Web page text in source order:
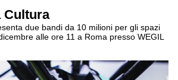
Cultura
due bandi da 10 milioni per gli spazi
alle ore 11 a Roma presso WEGIL